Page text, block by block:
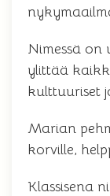
Nimessä
ylittää
kulttuuriset
Marian
korville,
Klassisena